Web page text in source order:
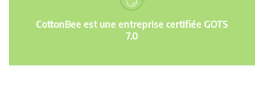
CottonBee est une entreprise certifiée GOTS
7.0